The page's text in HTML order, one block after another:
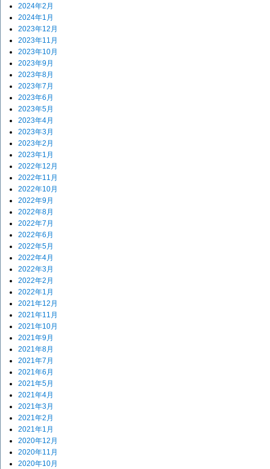
2024年2月
2024年1月
2023年12月
2023年11月
2023年10月
2023年9月
2023年8月
2023年7月
2023年6月
2023年5月
2023年4月
2023年3月
2023年2月
2023年1月
2022年12月
2022年11月
2022年10月
2022年9月
2022年8月
2022年7月
2022年6月
2022年5月
2022年4月
2022年3月
2022年2月
2022年1月
2021年12月
2021年11月
2021年10月
2021年9月
2021年8月
2021年7月
2021年6月
2021年5月
2021年4月
2021年3月
2021年2月
2021年1月
2020年12月
2020年11月
2020年10月